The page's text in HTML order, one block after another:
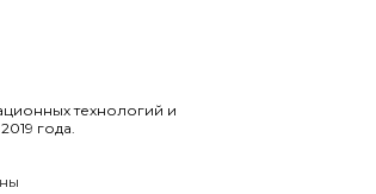
технологий и
года.